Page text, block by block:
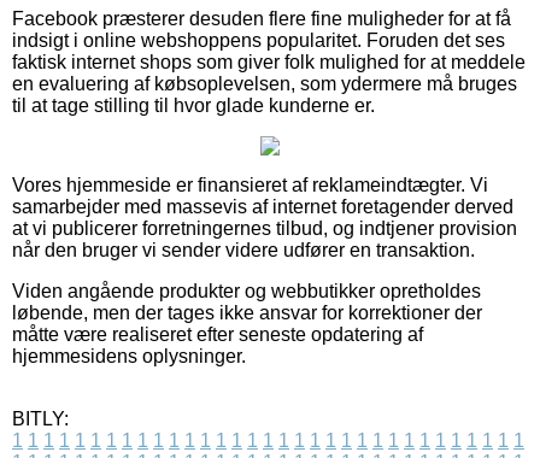
Facebook præsterer desuden flere fine muligheder for at få
indsigt i online webshoppens popularitet. Foruden det ses
faktisk internet shops som giver folk mulighed for at meddele
en evaluering af købsoplevelsen, som ydermere må bruges
til at tage stilling til hvor glade kunderne er.
Vores hjemmeside er finansieret af reklameindtægter. Vi
samarbejder med massevis af internet foretagender derved
at vi publicerer forretningernes tilbud, og indtjener provision
når den bruger vi sender videre udfører en transaktion.
Viden angående produkter og webbutikker opretholdes
løbende, men der tages ikke ansvar for korrektioner der
måtte være realiseret efter seneste opdatering af
hjemmesidens oplysninger.
BITLY:
1 1 1 1 1 1 1 1 1 1 1 1 1 1 1 1 1 1 1 1 1 1 1 1 1 1 1 1 1 1 1 1 1